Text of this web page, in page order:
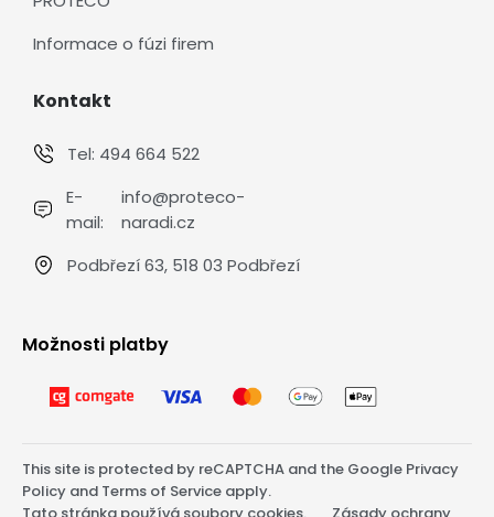
Informace o fúzi firem
Kontakt
Tel: 494 664 522
E-
mail:
info@proteco-
naradi.cz
Podbřezí 63, 518 03 Podbřezí
Možnosti platby
This site is protected by reCAPTCHA and the Google Privacy
Policy and Terms of Service apply.